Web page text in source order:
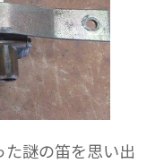
謎の笛を思い出